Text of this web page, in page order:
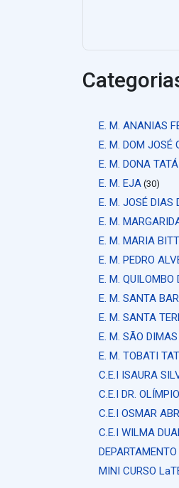
E. M. ANANIAS
E. M. DOM JOSÉ
E. M. DONA TATÁ
E. M. EJA(30)
E. M. JOSÉ DIAS
E. M.
E. M. MARIA
E. M. PEDRO
E. M. QUILOMBO
E. M. SANTA
E. M. SANTA
E. M. SÃO DIMAS
E. M. TOBATI
C.E.I ISAURA
C.E.I DR.
C.E.I OSMAR
C.E.I WILMA
DEPARTAMENTO
MINI CURSO